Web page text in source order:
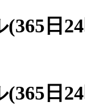
日24
日